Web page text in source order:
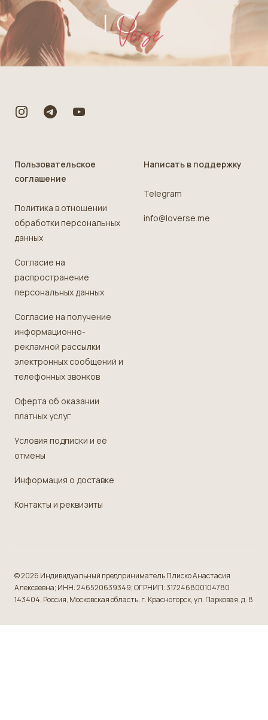
Пользовательское
соглашение
Политика в отношении
обработки персональных
данных
Согласие на
распространение
персональных данных
Согласие на получение
информационно-
рекламной рассылки
электронных сообщений и
телефонных звонков
Оферта об оказании
платных услуг
Условия подписки и её
отмены
Информация о доставке
Контакты и реквизиты
Написать в поддержку
Telegram
info@loverse.me
© 2026 Индивидуальный предприниматель Плиско Анастасия
Алексеевна; ИНН: 246520639349; ОГРНИП: 317246800104780
143404, Россия, Московская область, г. Красногорск, ул. Парковая, д. 8